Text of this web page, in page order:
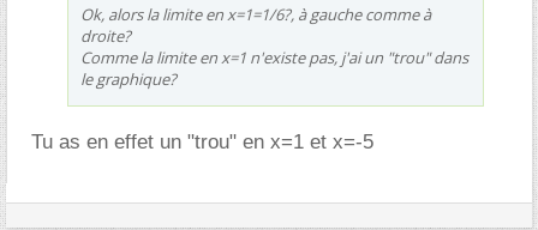
Ok, alors la limite en x=1=1/6?, à gauche comme à
droite?
Comme la limite en x=1 n'existe pas, j'ai un "trou" dans
le graphique?
Tu as en effet un "trou" en x=1 et x=-5